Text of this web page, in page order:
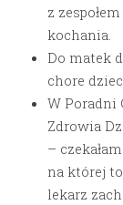
z
kochania.
Do matek
chore
W Poradni
Zdrowia
–
na której
lekarz